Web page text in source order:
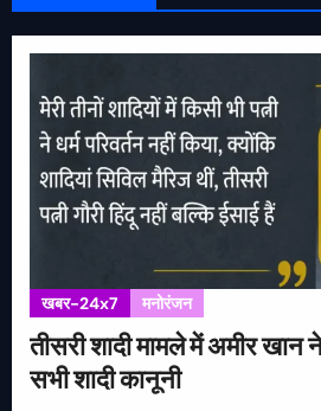
खबर-24x7 मनोरंजन
तीसरी शादी मामले में अमीर खान
सभी शादी कानूनी